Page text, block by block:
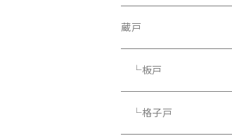
蔵戸
└板戸
└格子戸